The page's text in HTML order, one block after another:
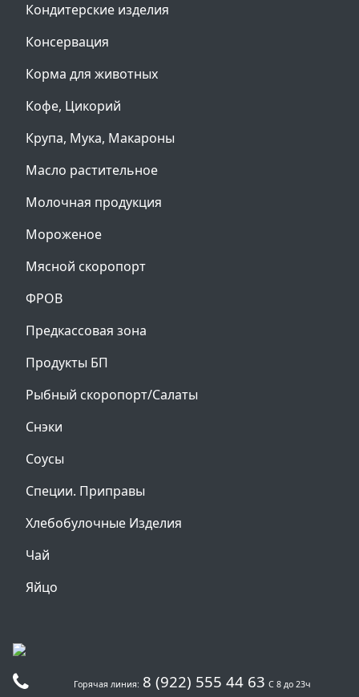
Кондитерские изделия
Консервация
Корма для животных
Кофе, Цикорий
Крупа, Мука, Макароны
Масло растительное
Молочная продукция
Мороженое
Мясной скоропорт
ФРОВ
Предкассовая зона
Продукты БП
Рыбный скоропорт/Салаты
Снэки
Соусы
Специи. Приправы
Хлебобулочные Изделия
Чай
Яйцо
Горячая линия: 8 (922) 555 44 63 С 8 до 23ч